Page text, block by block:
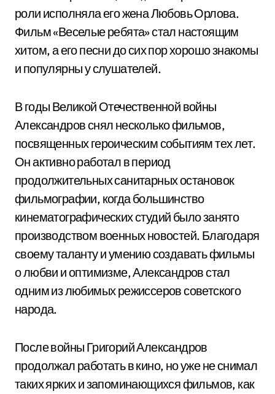
роли исполняла его жена Любовь Орлова.
Фильм «Веселые ребята» стал настоящим
хитом, а его песни до сих пор хорошо знакомы
и популярны у слушателей.
В годы Великой Отечественной войны
Александров снял несколько фильмов,
посвященных героическим событиям тех лет.
Он активно работал в период
продолжительных санитарных остановок
фильмографии, когда большинство
кинематографических студий было занято
производством военных новостей. Благодаря
своему таланту и умению создавать фильмы
о любви и оптимизме, Александров стал
одним из любимых режиссеров советского
народа.
После войны Григорий Александров
продолжал работать в кино, но уже не снимал
таких ярких и запоминающихся фильмов, как